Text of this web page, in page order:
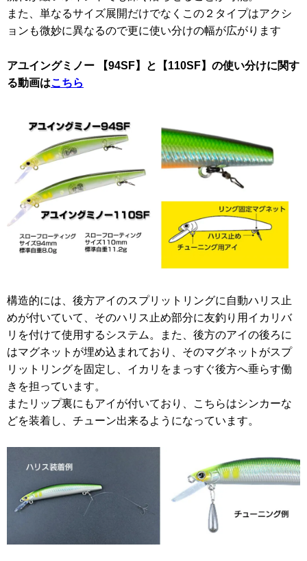
また、単なるサイズ展開だけでなくこの２タイプはアクシ
ョンも微妙に異なるので更に使い分けの幅が広がります
アユイングミノー 【94SF】と【110SF】の使い分けに関す
る動画はこちら
構造的には、後方アイのスプリットリングに自動ハリス止
めが付いていて、そのハリス止め部分に友釣り用イカリバ
リを付けて使用するシステム。また、後方のアイの後ろに
はマグネットが埋め込まれており、そのマグネットがスプ
リットリングを固定し、イカリをまっすぐ後方へ垂らす働
きを担っています。
またリップ裏にもアイが付いており、こちらはシンカーな
どを装着し、チューン出来るようになっています。